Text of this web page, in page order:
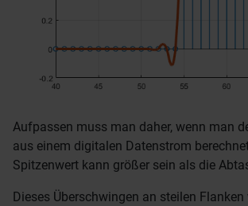
Aufpassen muss man daher, wenn man
aus einem digitalen Datenstrom
Spitzenwert kann größer sein als die
Dieses Überschwingen an steilen